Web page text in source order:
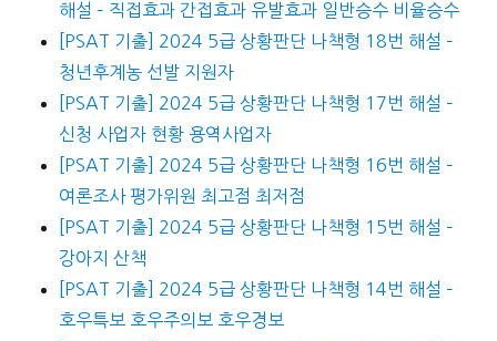
해설 – 직접효과 간접효과 유발효과 일반승수 비율승수
[PSAT 기출] 2024 5급 상황판단 나책형 18번 해설 –
청년후계농 선발 지원자
[PSAT 기출] 2024 5급 상황판단 나책형 17번 해설 –
신청 사업자 현황 용역사업자
[PSAT 기출] 2024 5급 상황판단 나책형 16번 해설 –
여론조사 평가위원 최고점 최저점
[PSAT 기출] 2024 5급 상황판단 나책형 15번 해설 –
강아지 산책
[PSAT 기출] 2024 5급 상황판단 나책형 14번 해설 –
호우특보 호우주의보 호우경보